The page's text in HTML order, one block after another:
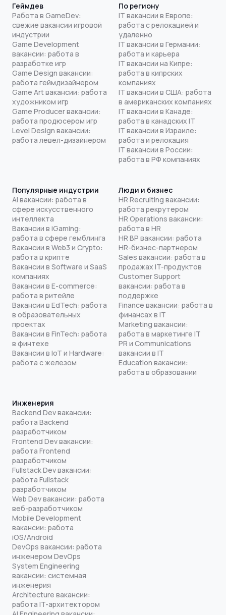
Геймдев
Работа в GameDev:
свежие вакансии игровой
индустрии
Game Development
вакансии: работа в
разработке игр
Game Design вакансии:
работа геймдизайнером
Game Art вакансии: работа
художником игр
Game Producer вакансии:
работа продюсером игр
Level Design вакансии:
работа левел-дизайнером
По региону
IT вакансии в Европе:
работа с релокацией и
удаленно
IT вакансии в Германии:
работа и карьера
IT вакансии на Кипре:
работа в кипрских
компаниях
IT вакансии в США: работа
в американских компаниях
IT вакансии в Канаде:
работа в канадских IT
IT вакансии в Израиле:
работа и релокация
IT вакансии в России:
работа в РФ компаниях
Популярные индустрии
AI вакансии: работа в
сфере искусственного
интеллекта
Вакансии в iGaming:
работа в сфере гемблинга
Вакансии в Web3 и Crypto:
работа в крипте
Вакансии в Software и SaaS
компаниях
Вакансии в E-commerce:
работа в ритейле
Вакансии в EdTech: работа
в образовательных
проектах
Вакансии в FinTech: работа
в финтехе
Вакансии в IoT и Hardware:
работа с железом
Люди и бизнес
HR Recruiting вакансии:
работа рекрутером
HR Operations вакансии:
работа в HR
HR BP вакансии: работа
HR-бизнес-партнером
Sales вакансии: работа в
продажах IT-продуктов
Customer Support
вакансии: работа в
поддержке
Finance вакансии: работа в
финансах в IT
Marketing вакансии:
работа в маркетинге IT
PR и Communications
вакансии в IT
Education вакансии:
работа в образовании
Инженерия
Backend Dev вакансии:
работа Backend
разработчиком
Frontend Dev вакансии:
работа Frontend
разработчиком
Fullstack Dev вакансии:
работа Fullstack
разработчиком
Web Dev вакансии: работа
веб-разработчиком
Mobile Development
вакансии: работа
iOS/Android
DevOps вакансии: работа
инженером DevOps
System Engineering
вакансии: системная
инженерия
Architecture вакансии:
работа IT-архитектором